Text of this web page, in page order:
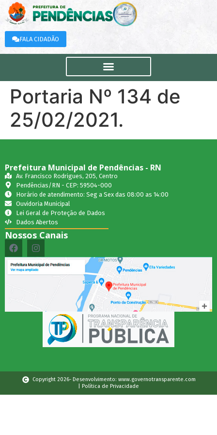
FALA CIDADÃO
Portaria Nº 134 de
25/02/2021.
Prefeitura Municipal de Pendências - RN
Av. Francisco Rodrigues, 205, Centro
Pendências/RN - CEP: 59504-000
Horário de atendimento: Seg a Sex das 08:00 as 14:00
Ouvidoria Municipal
Lei Geral de Proteção de Dados
Dados Abertos
Nossos Canais
Copyright 2026- Desenvolvimento: www.governotransparente.com
| Política de Privacidade